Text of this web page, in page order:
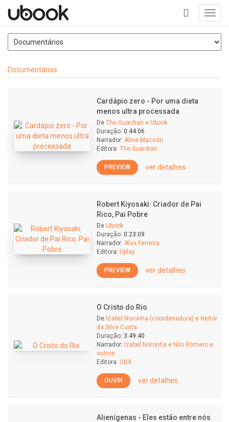
+
Documentários
Cardápio zero - Por uma dieta
menos ultra processada
De The Guardian e Ubook
Duração: 0:44:06
Narrador: Aline Macedo
Editora: The Guardian
PREVIEW ver detalhes
Robert Kiyosaki: Criador de Pai
Rico, Pai Pobre
De Ubook
Duração: 0:23:09
Narrador: Alex Ferreira
Editora: Uplay
PREVIEW ver detalhes
O Cristo do Rio
De Izabel Noronha (coordenadora) e Heitor
da Silva Costa
Duração: 3:49:40
Narrador: Izabel Noronha e Nilo Romero e
outros
Editora: UBX
OUVIR ver detalhes
Alienígenas - Eles estão entre nós